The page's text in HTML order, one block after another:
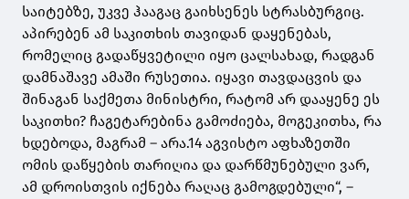
საიტებზე, უკვე ჰააგაც გაიხსენეს სტრასბურგიც.
აპირებენ ამ საკითხის თავიდან დაყენებას,
რომელიც გადაწყვეტილი იყო ცალსახად, რადგან
დამნაშავე ამაში რუსეთია. იყავი თავდაცვის და
შინაგან საქმეთა მინისტრი, რატომ არ დააყენე ეს
საკითხი? ჩაგეტარებინა გამოძიება, მოგეკითხა, რა
ხდებოდა, მაგრამ – არა.14 აგვისტო აფხაზეთში
ომის დაწყების თარიღია და დარწმუნებული ვარ,
ამ დროისთვის იქნება რაღაც გამოგდებული“, –